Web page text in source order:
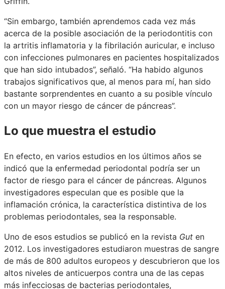
“Sin embargo, también aprendemos cada vez más
acerca de la posible asociación de la periodontitis con
la artritis inflamatoria y la fibrilación auricular, e incluso
con infecciones pulmonares en pacientes hospitalizados
que han sido intubados”, señaló. “Ha habido algunos
trabajos significativos que, al menos para mí, han sido
bastante sorprendentes en cuanto a su posible vínculo
con un mayor riesgo de cáncer de páncreas”.
Lo que muestra el estudio
En efecto, en varios estudios en los últimos años se
indicó que la enfermedad periodontal podría ser un
factor de riesgo para el cáncer de páncreas. Algunos
investigadores especulan que es posible que la
inflamación crónica, la característica distintiva de los
problemas periodontales, sea la responsable.
Uno de esos estudios se publicó en la revista Gut en
2012. Los investigadores estudiaron muestras de sangre
de más de 800 adultos europeos y descubrieron que los
altos niveles de anticuerpos contra una de las cepas
más infecciosas de bacterias periodontales,